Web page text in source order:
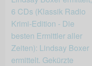
6 CDs (Klassik Radio
Krimi-Edition - Die
besten Ermittler aller
Zeiten): Lindsay Boxer
ermittelt. Gekürzte